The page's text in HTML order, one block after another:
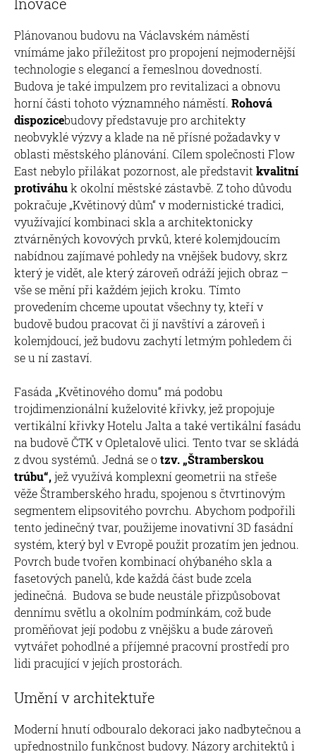
Plánovanou budovu na Václavském náměstí
vnímáme jako příležitost pro propojení nejmodernější
technologie s elegancí a řemeslnou dovedností.
Budova je také impulzem pro revitalizaci a obnovu
horní části tohoto významného náměstí. Rohová
dispozicebudovy představuje pro architekty
neobvyklé výzvy a klade na ně přísné požadavky v
oblasti městského plánování. Cílem společnosti Flow
East nebylo přilákat pozornost, ale představit kvalitní
protiváhuk okolní městské zástavbě. Z toho důvodu
pokračuje „Květinový dům“ v modernistické tradici,
využívající kombinaci skla a architektonicky
ztvárněných kovových prvků, které kolemjdoucím
nabídnou zajímavé pohledy na vnějšek budovy, skrz
který je vidět, ale který zároveň odráží jejich obraz –
vše se mění při každém jejich kroku. Tímto
provedením chceme upoutat všechny ty, kteří v
budově budou pracovat či jí navštíví a zároveň i
kolemjdoucí, jež budovu zachytí letmým pohledem či
se u ní zastaví.
Fasáda „Květinového domu“ má podobu
trojdimenzionální kuželovité křivky, jež propojuje
vertikální křivky Hotelu Jalta a také vertikální fasádu
na budově ČTK v Opletalově ulici. Tento tvar se skládá
z dvou systémů. Jedná se otzv. „Štramberskou
trúbu“,jež využívá komplexní geometrii na střeše
věže Štramberského hradu, spojenou s čtvrtinovým
segmentem elipsovitého povrchu. Abychom podpořili
tento jedinečný tvar, použijeme inovativní 3D fasádní
systém, který byl v Evropě použit prozatím jen jednou.
Povrch bude tvořen kombinací ohýbaného skla a
fasetových panelů, kde každá část bude zcela
jedinečná. Budova se bude neustále přizpůsobovat
dennímu světlu a okolním podmínkám, což bude
proměňovat její podobu z vnějšku a bude zároveň
vytvářet pohodlné a příjemné pracovní prostředí pro
lidi pracující v jejích prostorách.
Umění v architektuře
Moderní hnutí odbouralo dekoraci jako nadbytečnou a
upřednostnilo funkčnost budovy. Názory architektů i